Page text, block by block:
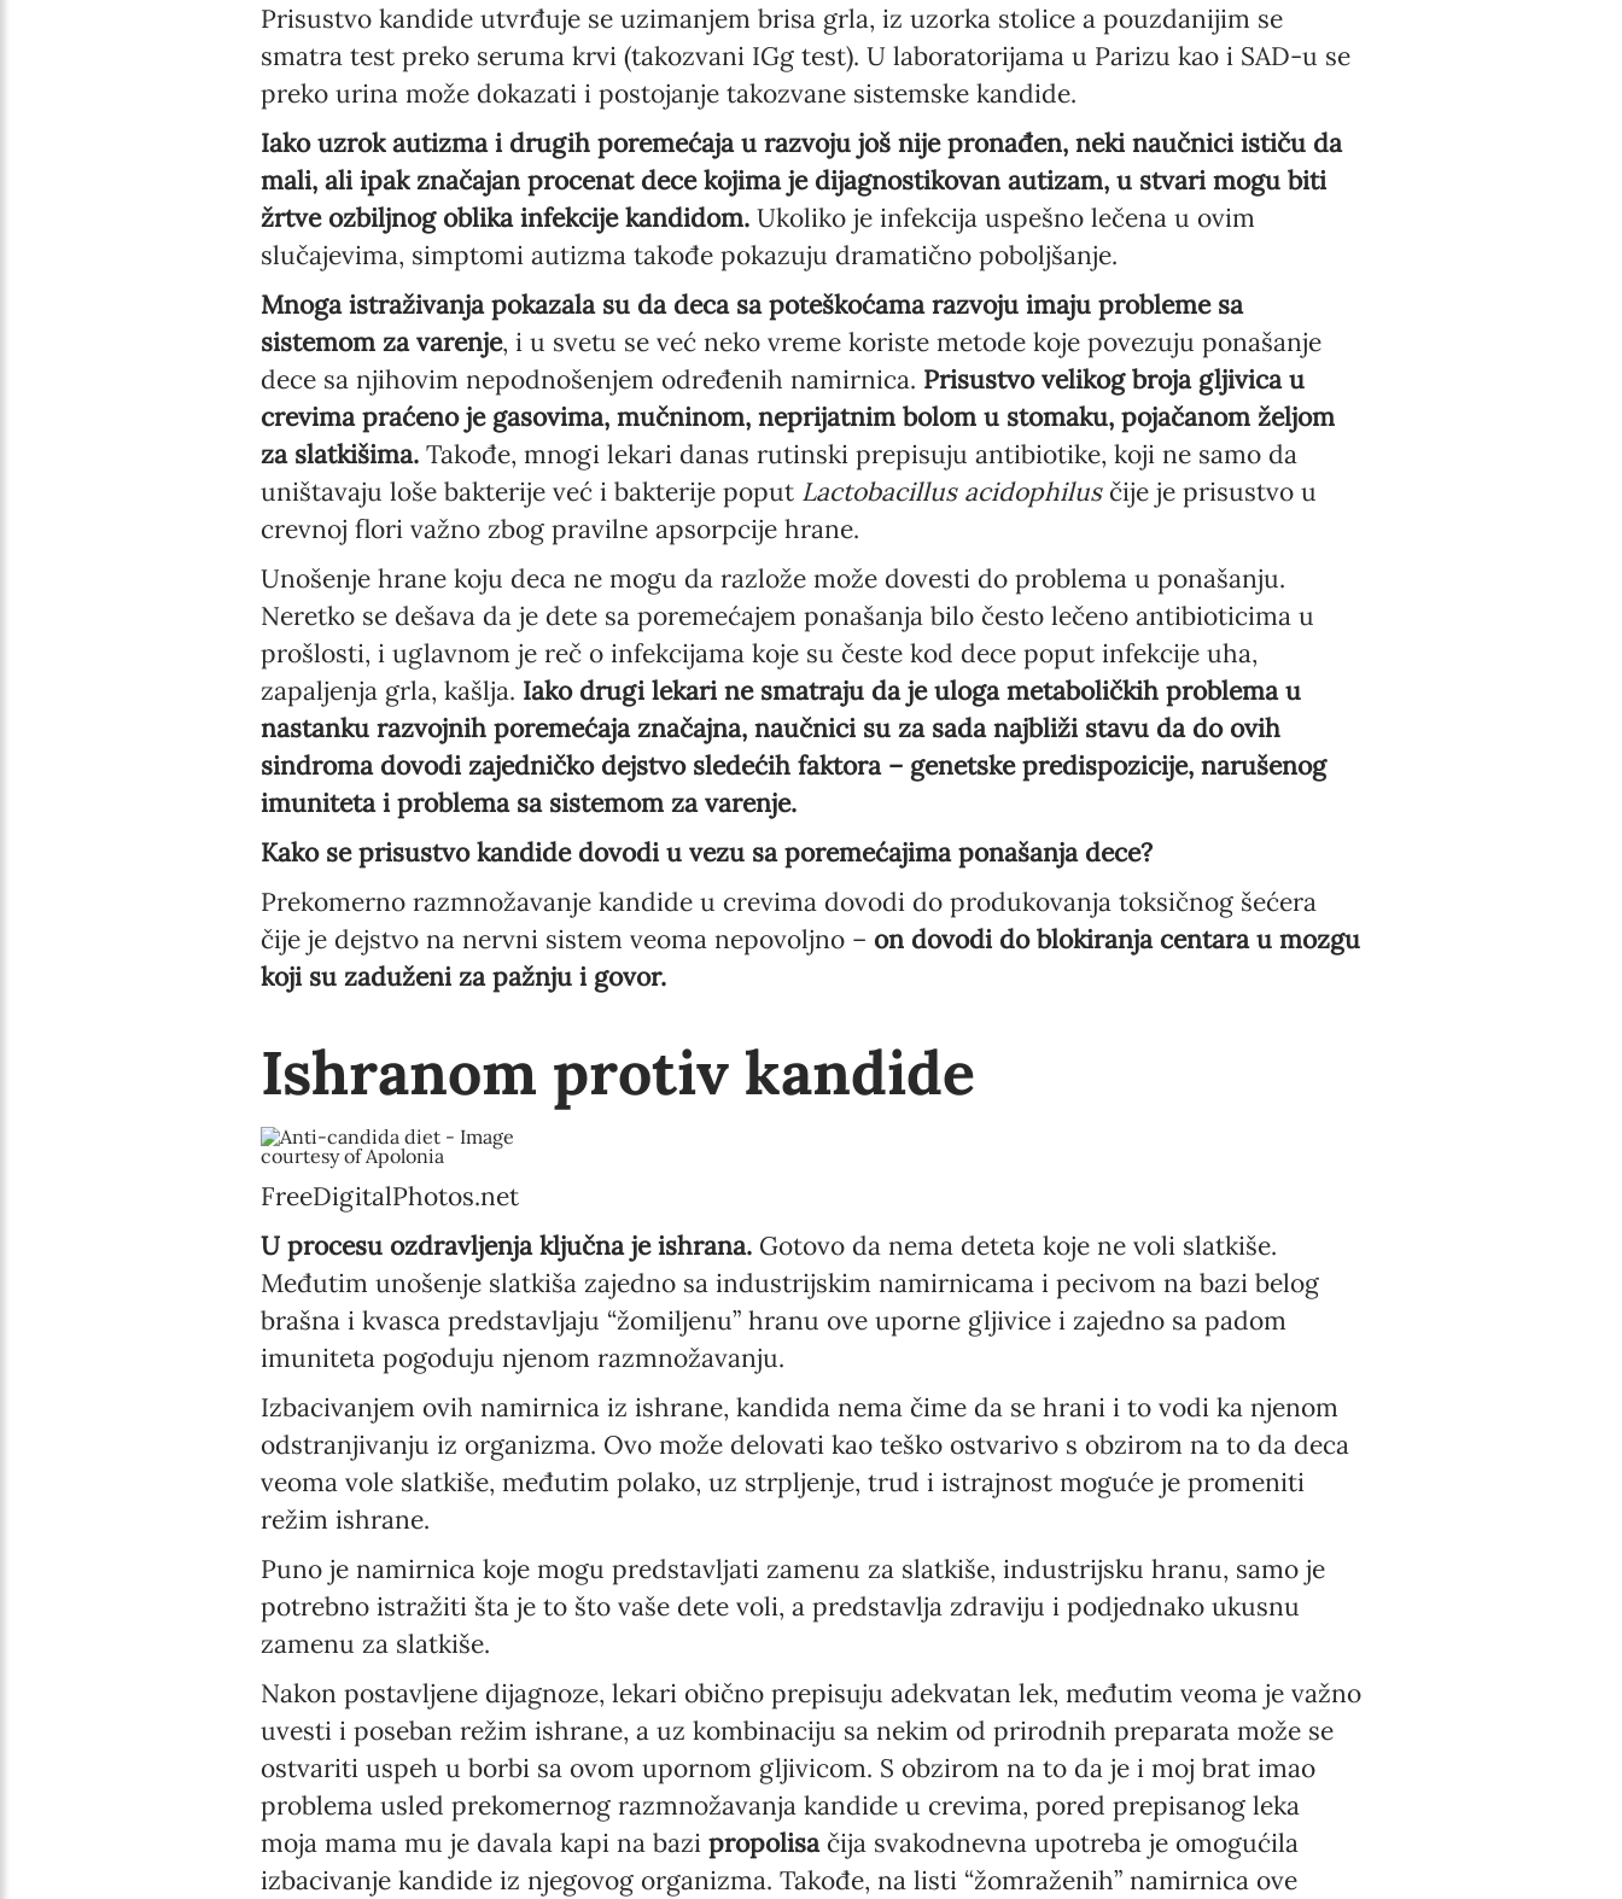
Prisustvo kandide utvrđuje se uzimanjem brisa grla, iz uzorka stolice a pouzdanijim se
smatra test preko seruma krvi (takozvani IGg test). U laboratorijama u Parizu kao i SAD-u se
preko urina može dokazati i postojanje takozvane sistemske kandide.
Iako uzrok autizma i drugih poremećaja u razvoju još nije pronađen, neki naučnici ističu da
mali, ali ipak značajan procenat dece kojima je dijagnostikovan autizam, u stvari mogu biti
žrtve ozbiljnog oblika infekcije kandidom.Ukoliko je infekcija uspešno lečena u ovim
slučajevima, simptomi autizma takođe pokazuju dramatično poboljšanje.
Mnoga istraživanja pokazala su da deca sa poteškoćama razvoju imaju probleme sa
sistemom za varenje, i u svetu se već neko vreme koriste metode koje povezuju ponašanje
dece sa njihovim nepodnošenjem određenih namirnica. Prisustvo velikog broja gljivica u
crevima praćeno je gasovima, mučninom, neprijatnim bolom u stomaku, pojačanom željom
za slatkišima.Takođe, mnogi lekari danas rutinski prepisuju antibiotike, koji ne samo da
uništavaju loše bakterije već i bakterije poput Lactobacillus acidophilusčije je prisustvo u
crevnoj flori važno zbog pravilne apsorpcije hrane.
Unošenje hrane koju deca ne mogu da razlože može dovesti do problema u ponašanju.
Neretko se dešava da je dete sa poremećajem ponašanja bilo često lečeno antibioticima u
prošlosti, i uglavnom je reč o infekcijama koje su česte kod dece poput infekcije uha,
zapaljenja grla, kašlja. Iako drugi lekari ne smatraju da je uloga metaboličkih problema u
nastanku razvojnih poremećaja značajna, naučnici su za sada najbliži stavu da do ovih
sindroma dovodi zajedničko dejstvo sledećih faktora – genetske predispozicije, narušenog
imuniteta i problema sa sistemom za varenje.
Kako se prisustvo kandide dovodi u vezu sa poremećajima ponašanja dece?
Prekomerno razmnožavanje kandide u crevima dovodi do produkovanja toksičnog šećera
čije je dejstvo na nervni sistem veoma nepovoljno – on dovodi do blokiranja centara u mozgu
koji su zaduženi za pažnju i govor.
Ishranom protiv kandide
FreeDigitalPhotos.net
U procesu ozdravljenja ključna je ishrana.Gotovo da nema deteta koje ne voli slatkiše.
Međutim unošenje slatkiša zajedno sa industrijskim namirnicama i pecivom na bazi belog
brašna i kvasca predstavljaju “žomiljenu” hranu ove uporne gljivice i zajedno sa padom
imuniteta pogoduju njenom razmnožavanju.
Izbacivanjem ovih namirnica iz ishrane, kandida nema čime da se hrani i to vodi ka njenom
odstranjivanju iz organizma. Ovo može delovati kao teško ostvarivo s obzirom na to da deca
veoma vole slatkiše, međutim polako, uz strpljenje, trud i istrajnost moguće je promeniti
režim ishrane.
Puno je namirnica koje mogu predstavljati zamenu za slatkiše, industrijsku hranu, samo je
potrebno istražiti šta je to što vaše dete voli, a predstavlja zdraviju i podjednako ukusnu
zamenu za slatkiše.
Nakon postavljene dijagnoze, lekari obično prepisuju adekvatan lek, međutim veoma je važno
uvesti i poseban režim ishrane, a uz kombinaciju sa nekim od prirodnih preparata može se
ostvariti uspeh u borbi sa ovom upornom gljivicom. S obzirom na to da je i moj brat imao
problema usled prekomernog razmnožavanja kandide u crevima, pored prepisanog leka
moja mama mu je davala kapi na bazi propolisačija svakodnevna upotreba je omogućila
izbacivanje kandide iz njegovog organizma. Takođe, na listi “žomraženih” namirnica ove
Enter your email address
First name*
Enter your first name
Birthday
MM / DD
Language preference
Serbian
English
Interests
Online education
The Early Years Blog
Program updates
SUBSCRIBE
I agree with Privacy Policy